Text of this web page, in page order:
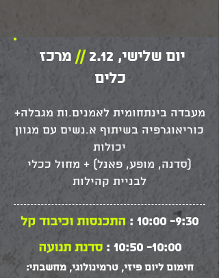
יום שלישי, 2.12 // מרכז
כלים
מעבדה בינתחומית לאמנים.ות מגבלה+
כוריאוגרפיה בשיתוף א.נשים עם מגוון
יכולות
(סדנה, מופע, פאנל) + מחול ככלי
לבניית קהילות
9:30- 10:00 :
התכנסות וכיבוד קל
10:00- 10:50 :
סדנת תנועה
חימום ליום פיזי, טרמינולוגי, מחשבתי: